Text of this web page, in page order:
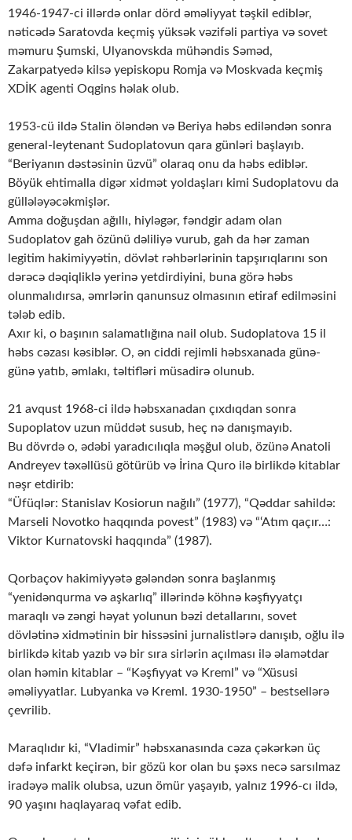
1946-1947-ci illərdə onlar dörd əməliyyat təşkil ediblər,
nəticədə Saratovda keçmiş yüksək vəzifəli partiya və sovet
məmuru Şumski, Ulyanovskda mühəndis Səməd,
Zakarpatyedə kilsə yepiskopu Romja və Moskvada keçmiş
XDİK agenti Oqgins həlak olub.
1953-cü ildə Stalin öləndən və Beriya həbs ediləndən sonra
general-leytenant Sudoplatovun qara günləri başlayıb.
“Beriyanın dəstəsinin üzvü” olaraq onu da həbs ediblər.
Böyük ehtimalla digər xidmət yoldaşları kimi Sudoplatovu da
güllələyəcəkmişlər.
Amma doğuşdan ağıllı, hiyləgər, fəndgir adam olan
Sudoplatov gah özünü dəliliyə vurub, gah da hər zaman
legitim hakimiyyətin, dövlət rəhbərlərinin tapşırıqlarını son
dərəcə dəqiqliklə yerinə yetdirdiyini, buna görə həbs
olunmalıdırsa, əmrlərin qanunsuz olmasının etiraf edilməsini
tələb edib.
Axır ki, o başının salamatlığına nail olub. Sudoplatova 15 il
həbs cəzası kəsiblər. O, ən ciddi rejimli həbsxanada günə-
günə yatıb, əmlakı, təltifləri müsadirə olunub.
21 avqust 1968-ci ildə həbsxanadan çıxdıqdan sonra
Supoplatov uzun müddət susub, heç nə danışmayıb.
Bu dövrdə o, ədəbi yaradıcılıqla məşğul olub, özünə Anatoli
Andreyev təxəllüsü götürüb və İrina Quro ilə birlikdə kitablar
nəşr etdirib:
“Üfüqlər: Stanislav Kosiorun nağılı” (1977), “Qəddar sahildə:
Marseli Novotko haqqında povest” (1983) və “‘Atım qaçır…:
Viktor Kurnatovski haqqında” (1987).
Qorbaçov hakimiyyətə gələndən sonra başlanmış
“yenidənqurma və aşkarlıq” illərində köhnə kəşfiyyatçı
maraqlı və zəngi həyat yolunun bəzi detallarını, sovet
dövlətinə xidmətinin bir hissəsini jurnalistlərə danışıb, oğlu ilə
birlikdə kitab yazıb və bir sıra sirlərin açılması ilə əlamətdar
olan həmin kitablar – “Kəşfiyyat və Kreml” və “Xüsusi
əməliyyatlar. Lubyanka və Kreml. 1930-1950” – bestsellərə
çevrilib.
Maraqlıdır ki, “Vladimir” həbsxanasında cəza çəkərkən üç
dəfə infarkt keçirən, bir gözü kor olan bu şəxs necə sarsılmaz
iradəyə malik olubsa, uzun ömür yaşayıb, yalnız 1996-cı ildə,
90 yaşını haqlayaraq vəfat edib.